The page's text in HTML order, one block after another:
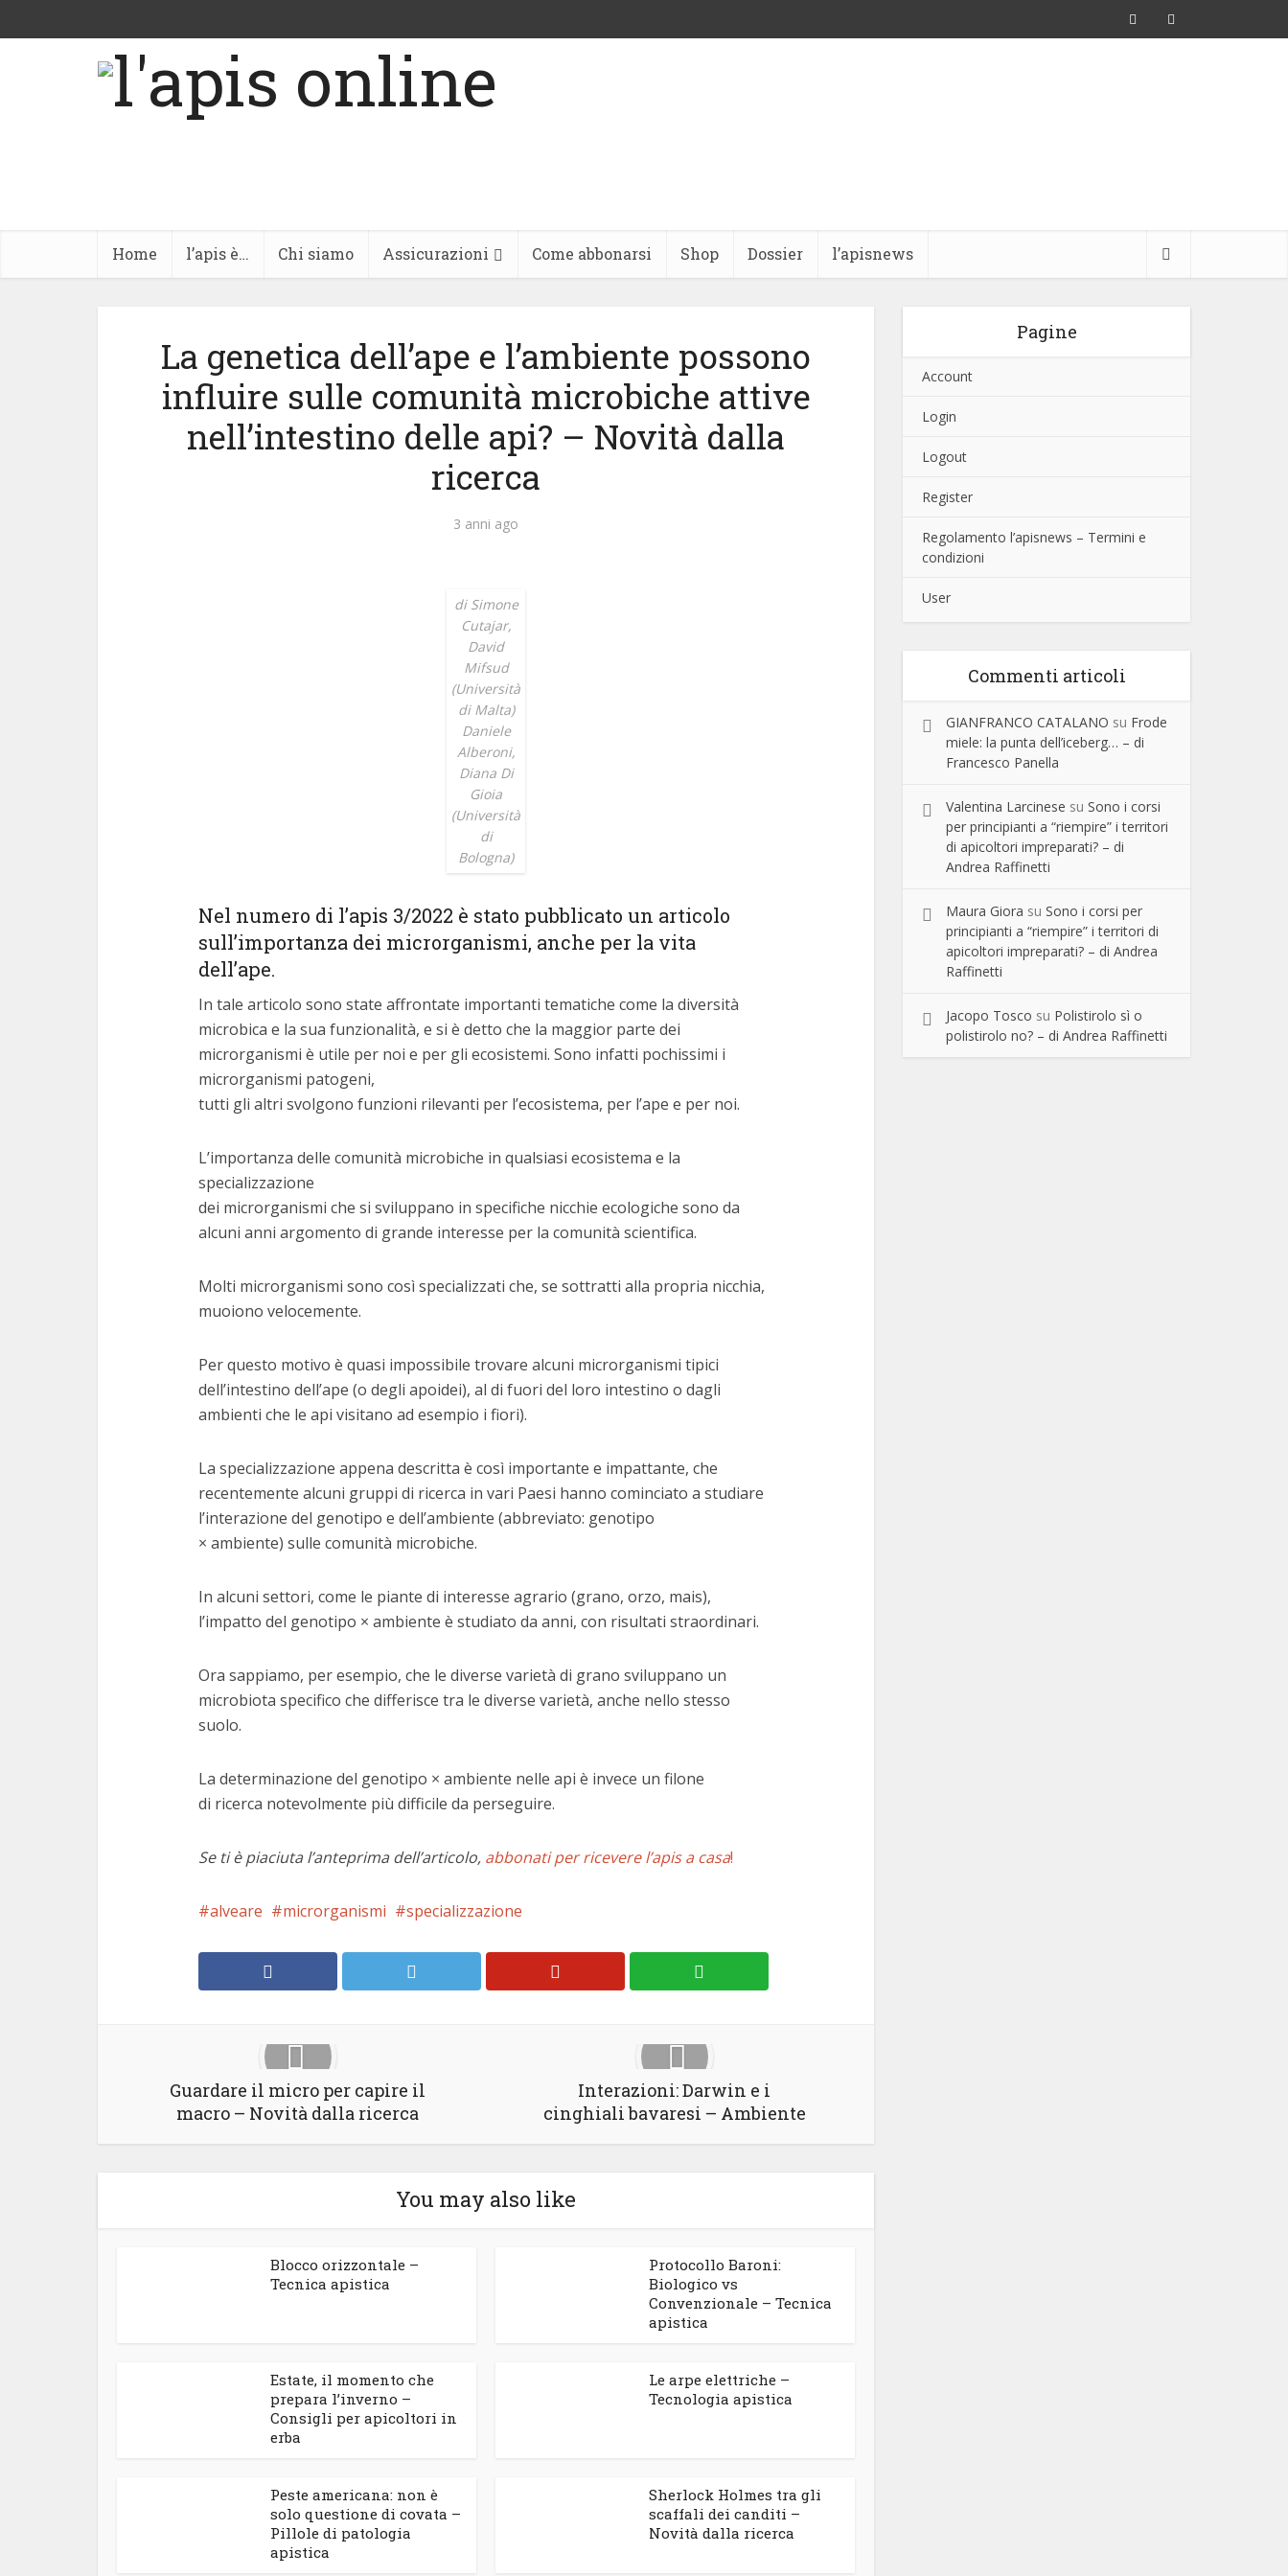
Home l’apis è… Chi siamo Assicurazioni Come abbonarsi Shop Dossier l’apisnews
La genetica dell’ape e l’ambiente possono
influire sulle comunità microbiche attive
nell’intestino delle api? – Novità dalla
ricerca
3 anni ago
di Simone
Cutajar,
David
Mifsud
(Università
di Malta)
Daniele
Alberoni,
Diana Di
Gioia
(Università
di
Bologna)
Nel numero di l’apis 3/2022 è stato pubblicato un articolo
sull’importanza dei microrganismi, anche per la vita
dell’ape.
In tale articolo sono state affrontate importanti tematiche come la diversità
microbica e la sua funzionalità, e si è detto che la maggior parte dei
microrganismi è utile per noi e per gli ecosistemi. Sono infatti pochissimi i
microrganismi patogeni,
tutti gli altri svolgono funzioni rilevanti per l’ecosistema, per l’ape e per noi.
L’importanza delle comunità microbiche in qualsiasi ecosistema e la
specializzazione
dei microrganismi che si sviluppano in specifiche nicchie ecologiche sono da
alcuni anni argomento di grande interesse per la comunità scientifica.
Molti microrganismi sono così specializzati che, se sottratti alla propria nicchia,
muoiono velocemente.
Per questo motivo è quasi impossibile trovare alcuni microrganismi tipici
dell’intestino dell’ape (o degli apoidei), al di fuori del loro intestino o dagli
ambienti che le api visitano ad esempio i fiori).
La specializzazione appena descritta è così importante e impattante, che
recentemente alcuni gruppi di ricerca in vari Paesi hanno cominciato a studiare
l’interazione del genotipo e dell’ambiente (abbreviato: genotipo
× ambiente) sulle comunità microbiche.
In alcuni settori, come le piante di interesse agrario (grano, orzo, mais),
l’impatto del genotipo × ambiente è studiato da anni, con risultati straordinari.
Ora sappiamo, per esempio, che le diverse varietà di grano sviluppano un
microbiota specifico che differisce tra le diverse varietà, anche nello stesso
suolo.
La determinazione del genotipo × ambiente nelle api è invece un filone
di ricerca notevolmente più difficile da perseguire.
Se ti è piaciuta l’anteprima dell’articolo, abbonati per ricevere l’apis a casa!
alveare microrganismi specializzazione
Guardare il micro per capire il
macro – Novità dalla ricerca
Interazioni: Darwin e i
cinghiali bavaresi – Ambiente
You may also like
Blocco orizzontale –
Tecnica apistica
Protocollo Baroni:
Biologico vs
Convenzionale – Tecnica
apistica
Estate, il momento che
prepara l’inverno –
Consigli per apicoltori in
erba
Le arpe elettriche –
Tecnologia apistica
Peste americana: non è
solo questione di covata –
Pillole di patologia
apistica
Sherlock Holmes tra gli
scaffali dei canditi –
Novità dalla ricerca
Pagine
Account
Login
Logout
Register
Regolamento l’apisnews – Termini e
condizioni
User
Commenti articoli
GIANFRANCO CATALANO su Frode
miele: la punta dell’iceberg… – di
Francesco Panella
Valentina Larcinese su Sono i corsi
per principianti a “riempire” i territori
di apicoltori impreparati? – di
Andrea Raffinetti
Maura Giora su Sono i corsi per
principianti a “riempire” i territori di
apicoltori impreparati? – di Andrea
Raffinetti
Jacopo Tosco su Polistirolo sì o
polistirolo no? – di Andrea Raffinetti